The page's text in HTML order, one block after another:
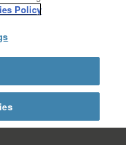
disponible en
academica.
informacio-
Policy